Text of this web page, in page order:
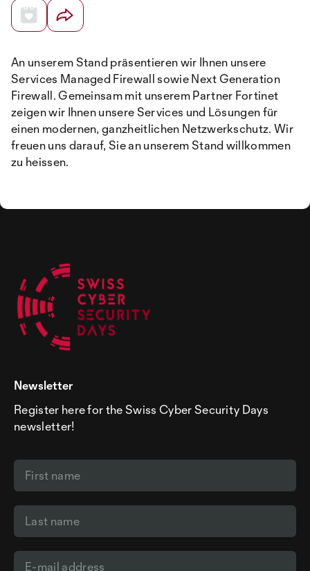
An unserem Stand präsentieren wir Ihnen unsere
Services Managed Firewall sowie Next Generation
Firewall. Gemeinsam mit unserem Partner Fortinet
zeigen wir Ihnen unsere Services und Lösungen für
einen modernen, ganzheitlichen Netzwerkschutz. Wir
freuen uns darauf, Sie an unserem Stand willkommen
zu heissen.
Newsletter
Register here for the Swiss Cyber Security Days
newsletter!